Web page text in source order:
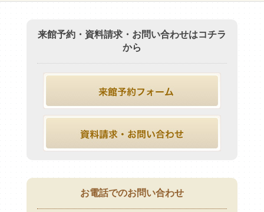
来館予約・資料請求・お問い合わせはコチラ
から
お電話でのお問い合わせ